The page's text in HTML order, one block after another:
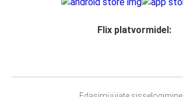
Flix platvormidel: